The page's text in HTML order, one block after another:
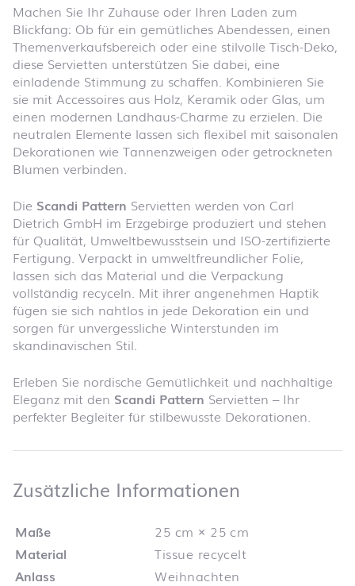
Machen Sie Ihr Zuhause oder Ihren Laden zum
Blickfang: Ob für ein gemütliches Abendessen, einen
Themenverkaufsbereich oder eine stilvolle Tisch-Deko,
diese Servietten unterstützen Sie dabei, eine
einladende Stimmung zu schaffen. Kombinieren Sie
sie mit Accessoires aus Holz, Keramik oder Glas, um
einen modernen Landhaus-Charme zu erzielen. Die
neutralen Elemente lassen sich flexibel mit saisonalen
Dekorationen wie Tannenzweigen oder getrockneten
Blumen verbinden.
Die Scandi Pattern Servietten werden von Carl
Dietrich GmbH im Erzgebirge produziert und stehen
für Qualität, Umweltbewusstsein und ISO-zertifizierte
Fertigung. Verpackt in umweltfreundlicher Folie,
lassen sich das Material und die Verpackung
vollständig recyceln. Mit ihrer angenehmen Haptik
fügen sie sich nahtlos in jede Dekoration ein und
sorgen für unvergessliche Winterstunden im
skandinavischen Stil.
Erleben Sie nordische Gemütlichkeit und nachhaltige
Eleganz mit den Scandi Pattern Servietten – Ihr
perfekter Begleiter für stilbewusste Dekorationen.
Zusätzliche Informationen
Maße
25 cm × 25 cm
Material
Tissue recycelt
Anlass
Weihnachten